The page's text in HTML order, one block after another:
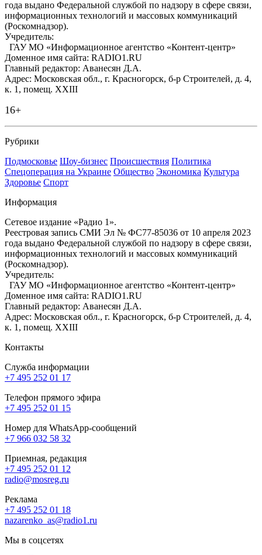
года выдано Федеральной службой по надзору в сфере связи,
информационных технологий и массовых коммуникаций
(Роскомнадзор).
Учредитель:
ГАУ МО «Информационное агентство «Контент-центр»
Доменное имя сайта: RADIO1.RU
Главный редактор: Аванесян Д.А.
Адрес: Московская обл., г. Красногорск, б-р Строителей, д. 4,
к. 1, помещ. XXIII
16+
Рубрики
Подмосковье Шоу-бизнес Происшествия Политика
Спецоперация на Украине Общество Экономика Культура
Здоровье Спорт
Информация
Сетевое издание «Радио 1».
Реестровая запись СМИ Эл № ФС77-85036 от 10 апреля 2023
года выдано Федеральной службой по надзору в сфере связи,
информационных технологий и массовых коммуникаций
(Роскомнадзор).
Учредитель:
ГАУ МО «Информационное агентство «Контент-центр»
Доменное имя сайта: RADIO1.RU
Главный редактор: Аванесян Д.А.
Адрес: Московская обл., г. Красногорск, б-р Строителей, д. 4,
к. 1, помещ. XXIII
Контакты
Служба информации
+7 495 252 01 17
Телефон прямого эфира
+7 495 252 01 15
Номер для WhatsApp-сообщений
+7 966 032 58 32
Приемная, редакция
+7 495 252 01 12
radio@mosreg.ru
Реклама
+7 495 252 01 18
nazarenko_as@radio1.ru
Мы в соцсетях